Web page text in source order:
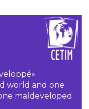
world and one
maldeveloped